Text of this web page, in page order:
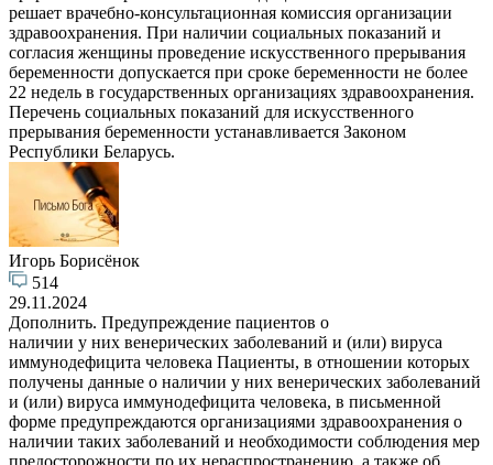
решает врачебно-консультационная комиссия организации
здравоохранения. При наличии социальных показаний и
согласия женщины проведение искусственного прерывания
беременности допускается при сроке беременности не более
22 недель в государственных организациях здравоохранения.
Перечень социальных показаний для искусственного
прерывания беременности устанавливается Законом
Республики Беларусь.
Игорь Борисёнок
514
29.11.2024
Дополнить. Предупреждение пациентов о
наличии у них венерических заболеваний и (или) вируса
иммунодефицита человека Пациенты, в отношении которых
получены данные о наличии у них венерических заболеваний
и (или) вируса иммунодефицита человека, в письменной
форме предупреждаются организациями здравоохранения о
наличии таких заболеваний и необходимости соблюдения мер
предосторожности по их нераспространению, а также об